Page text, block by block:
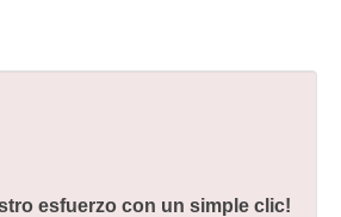
esfuerzo con un simple clic!